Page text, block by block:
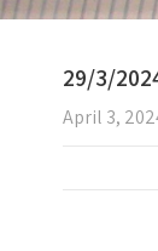
29/3/
April 3,